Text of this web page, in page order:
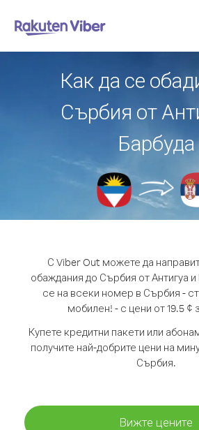
Как да се
Сърбия от
Барбуда
С Viber Out можете да
обаждания до Сърбия от Антигуа и
се на всеки номер в Сърбия -
мобилен! - с цени от 19.5 ¢
Купете кредитни пакети или
получите най-добрите цени на
Сърбия.
Вижте цените